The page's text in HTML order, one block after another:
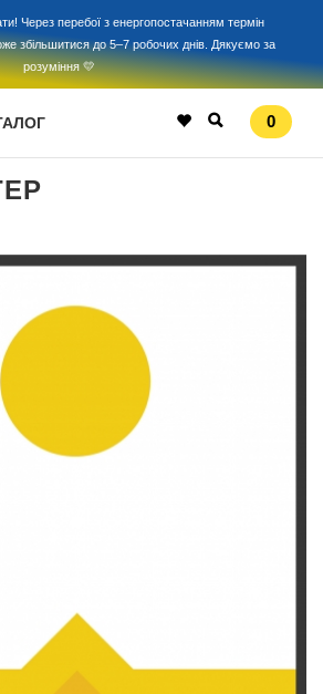
Через перебої з енергопостачанням термін
збільшитися до 5–7 робочих днів. Дякуємо за
розуміння 💛
0